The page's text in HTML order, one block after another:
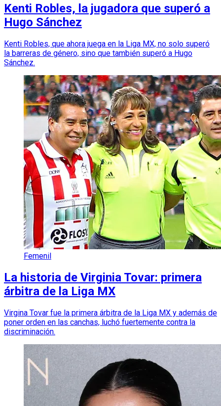
Kenti Robles, la jugadora que superó a
Hugo Sánchez
Kenti Robles, que ahora juega en la Liga MX, no solo superó
la barreras de género, sino que también superó a Hugo
Sánchez.
Femenil
La historia de Virginia Tovar: primera
árbitra de la Liga MX
Virgina Tovar fue la primera árbitra de la Liga MX y además de
poner orden en las canchas, luchó fuertemente contra la
discriminación.